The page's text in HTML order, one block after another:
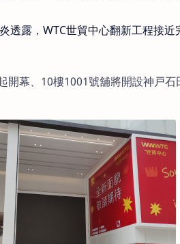
透露，WTC世貿中心翻新工程接
幕、10樓1001號舖將開設神戸